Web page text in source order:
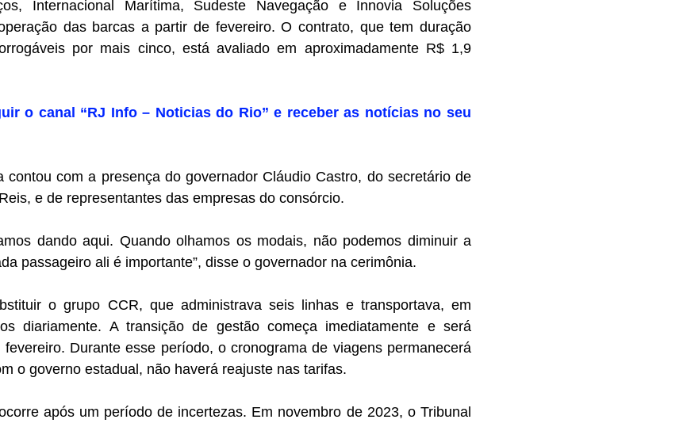
Internacional Marítima, Sudeste Navegação e Innovia Soluções
das barcas a partir de fevereiro. O contrato, que tem duração
por mais cinco, está avaliado em aproximadamente R$ 1,9
o canal “RJ Info – Noticias do Rio” e receber as notícias no seu
contou com a presença do governador Cláudio Castro, do secretário de
e de representantes das empresas do consórcio.
dando aqui. Quando olhamos os modais, não podemos diminuir a
passageiro ali é importante”, disse o governador na cerimônia.
o grupo CCR, que administrava seis linhas e transportava, em
diariamente. A transição de gestão começa imediatamente e será
Durante esse período, o cronograma de viagens permanecerá
o governo estadual, não haverá reajuste nas tarifas.
após um período de incertezas. Em novembro de 2023, o Tribunal